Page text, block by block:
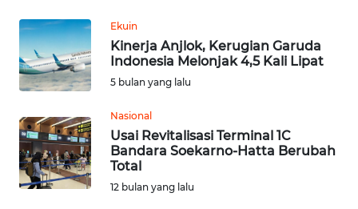
Ekuin
Kinerja Anjlok, Kerugian Garuda
Indonesia Melonjak 4,5 Kali Lipat
5 bulan yang lalu
Nasional
Usai Revitalisasi Terminal 1C
Bandara Soekarno-Hatta Berubah
Total
12 bulan yang lalu
News
Regional
WN
WN
JAKARTA